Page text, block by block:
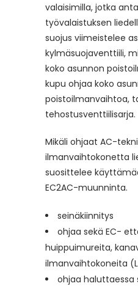
valaisimilla, jotka
työvalaistuksen
suojus viimeistelee
kylmäsuojaventtiili,
koko asunnon
kupu ohjaa koko
poistoilmanvaihtoa,
tehostusventtiilisarja.
Mikäli ohjaat AC-
ilmanvaihtokonetta
suosittelee
EC2AC-muunninta.
seinäkiinnitys
ohjaa sekä EC-
huippuimureita,
ilmanvaihtokoneita
ohjaa haluttaessa